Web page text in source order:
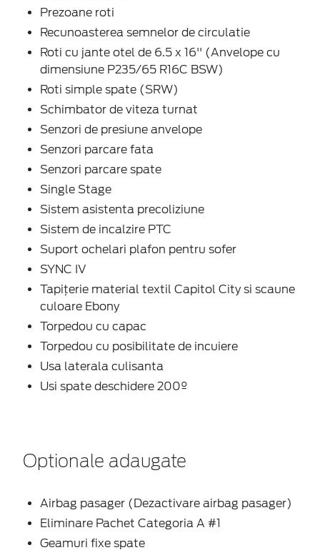
Prezoane roti
Recunoasterea semnelor de circulatie
Roti cu jante otel de 6.5 x 16'' (Anvelope cu
dimensiune P235/65 R16C BSW)
Roti simple spate (SRW)
Schimbator de viteza turnat
Senzori de presiune anvelope
Senzori parcare fata
Senzori parcare spate
Single Stage
Sistem asistenta precoliziune
Sistem de incalzire PTC
Suport ochelari plafon pentru sofer
SYNC IV
Tapițerie material textil Capitol City si scaune
culoare Ebony
Torpedou cu capac
Torpedou cu posibilitate de incuiere
Usa laterala culisanta
Usi spate deschidere 200º
Optionale adaugate
Airbag pasager (Dezactivare airbag pasager)
Eliminare Pachet Categoria A #1
Geamuri fixe spate